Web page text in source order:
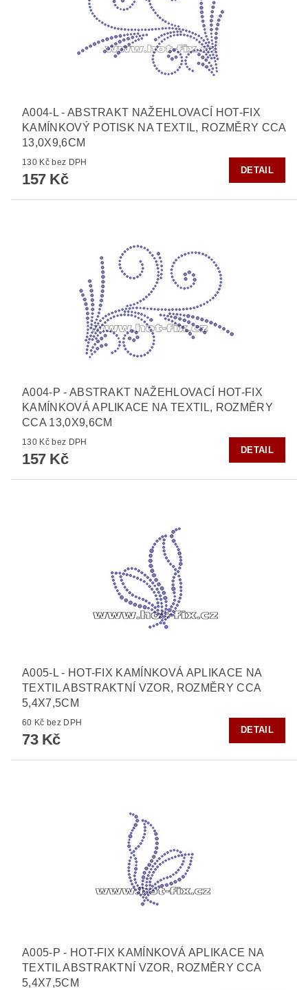
A004-L - ABSTRAKT NAŽEHLOVACÍ HOT-FIX
KAMÍNKOVÝ POTISK NA TEXTIL, ROZMĚRY CCA
13,0X9,6CM
130 Kč bez DPH
157 Kč
DETAIL
A004-P - ABSTRAKT NAŽEHLOVACÍ HOT-FIX
KAMÍNKOVÁ APLIKACE NA TEXTIL, ROZMĚRY
CCA 13,0X9,6CM
130 Kč bez DPH
157 Kč
DETAIL
A005-L - HOT-FIX KAMÍNKOVÁ APLIKACE NA
TEXTIL ABSTRAKTNÍ VZOR, ROZMĚRY CCA
5,4X7,5CM
60 Kč bez DPH
73 Kč
DETAIL
A005-P - HOT-FIX KAMÍNKOVÁ APLIKACE NA
TEXTIL ABSTRAKTNÍ VZOR, ROZMĚRY CCA
5,4X7,5CM